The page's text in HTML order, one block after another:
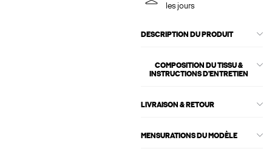
les jours
DESCRIPTION DU PRODUIT
COMPOSITION DU TISSU &
INSTRUCTIONS D'ENTRETIEN
LIVRAISON & RETOUR
MENSURATIONS DU MODÈLE